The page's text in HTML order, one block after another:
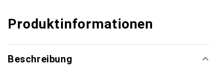
Produktinformationen
Beschreibung